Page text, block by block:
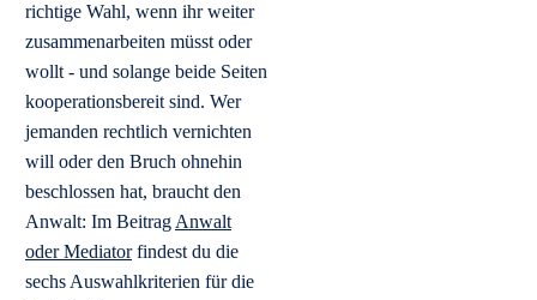
richtige Wahl, wenn ihr weiter
zusammenarbeiten müsst oder
wollt - und solange beide Seiten
kooperationsbereit sind. Wer
jemanden rechtlich vernichten
will oder den Bruch ohnehin
beschlossen hat, braucht den
Anwalt: Im Beitrag Anwalt
oder Mediatorfindest du die
sechs Auswahlkriterien für die